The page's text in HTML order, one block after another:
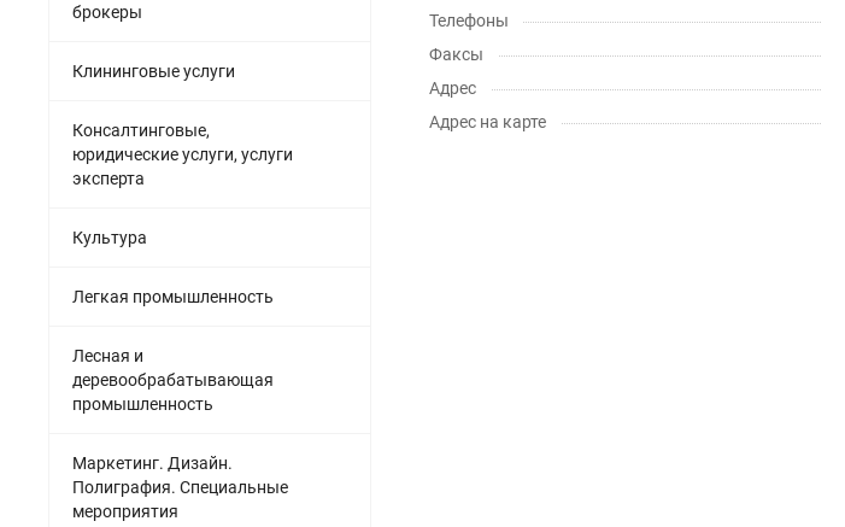
Телефоны
Факсы
Адрес
Адрес на карте
брокеры
Клининговые услуги
Консалтинговые,
юридические услуги, услуги
эксперта
Культура
Легкая промышленность
Лесная и
деревообрабатывающая
промышленность
Маркетинг. Дизайн.
Полиграфия. Специальные
мероприятия